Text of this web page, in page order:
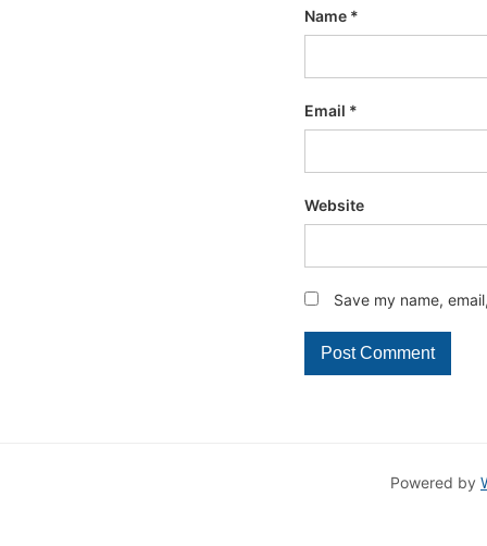
Name *
Email *
Website
Save my name,
Powered by